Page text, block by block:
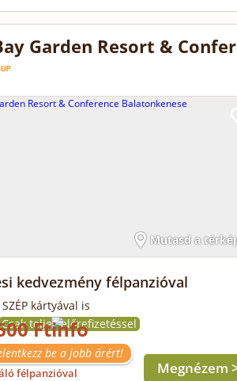
Garden Resort &
Mutasd a
kedvezmény félpanzióval
kártyával is
Csak teljes előrefizetéssel
Ft
be a jobb árért!
félpanzióval Megnézem